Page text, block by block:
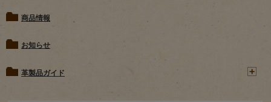
商品情報
お知らせ
革製品ガイド